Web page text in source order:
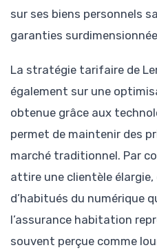
sur ses biens personnels
garanties
La stratégie tarifaire de
également sur une
obtenue grâce aux
permet de maintenir des
marché traditionnel. Par
attire une clientèle élargie,
d’habitués du numérique
l’assurance habitation
souvent perçue comme